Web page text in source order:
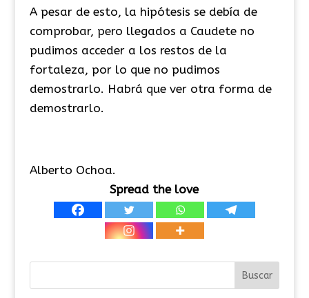
A pesar de esto, la hipótesis se debía de
comprobar, pero llegados a Caudete no
pudimos acceder a los restos de la
fortaleza, por lo que no pudimos
demostrarlo. Habrá que ver otra forma de
demostrarlo.
Alberto Ochoa.
Spread the love